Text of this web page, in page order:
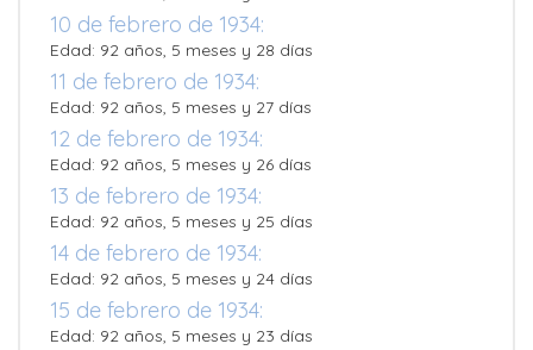
10 de febrero de 1934:
Edad: 92 años, 5 meses y 28 días
11 de febrero de 1934:
Edad: 92 años, 5 meses y 27 días
12 de febrero de 1934:
Edad: 92 años, 5 meses y 26 días
13 de febrero de 1934:
Edad: 92 años, 5 meses y 25 días
14 de febrero de 1934:
Edad: 92 años, 5 meses y 24 días
15 de febrero de 1934:
Edad: 92 años, 5 meses y 23 días